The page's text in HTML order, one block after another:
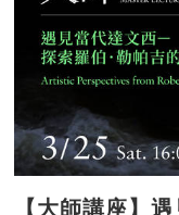
【大師講座】